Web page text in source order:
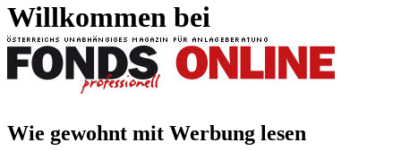
Willkommen bei
Wie gewohnt mit Werbung lesen